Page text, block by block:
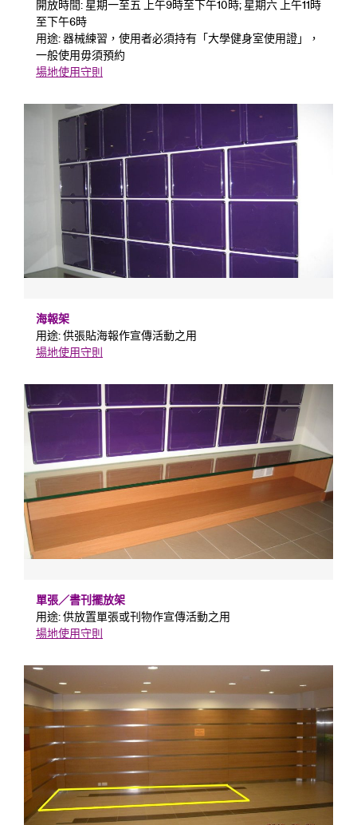
開放時間: 星期一至五 上午9時至下午10時; 星期六 上午11時
至下午6時
用途: 器械練習，使用者必須持有「大學健身室使用證」，
一般使用毋須預約
場地使用守則
海報架
用途: 供張貼海報作宣傳活動之用
場地使用守則
單張／書刊擺放架
用途: 供放置單張或刊物作宣傳活動之用
場地使用守則